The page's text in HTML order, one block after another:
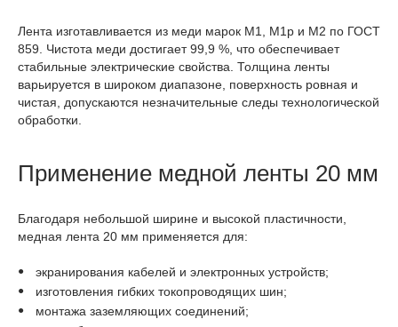
Лента изготавливается из меди марок М1, М1р и М2 по ГОСТ
859. Чистота меди достигает 99,9 %, что обеспечивает
стабильные электрические свойства. Толщина ленты
варьируется в широком диапазоне, поверхность ровная и
чистая, допускаются незначительные следы технологической
обработки.
Применение медной ленты 20 мм
Благодаря небольшой ширине и высокой пластичности,
медная лента 20 мм применяется для:
экранирования кабелей и электронных устройств;
изготовления гибких токопроводящих шин;
монтажа заземляющих соединений;